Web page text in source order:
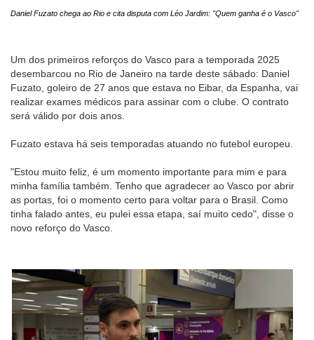
Daniel Fuzato chega ao Rio e cita disputa com Léo Jardim: "Quem ganha é o Vasco"
Um dos primeiros reforços do Vasco para a temporada 2025
desembarcou no Rio de Janeiro na tarde deste sábado: Daniel
Fuzato, goleiro de 27 anos que estava no Eibar, da Espanha, vai
realizar exames médicos para assinar com o clube. O contrato
será válido por dois anos.
Fuzato estava há seis temporadas atuando no futebol europeu.
"Estou muito feliz, é um momento importante para mim e para
minha família também. Tenho que agradecer ao Vasco por abrir
as portas, foi o momento certo para voltar para o Brasil. Como
tinha falado antes, eu pulei essa etapa, saí muito cedo", disse o
novo reforço do Vasco.